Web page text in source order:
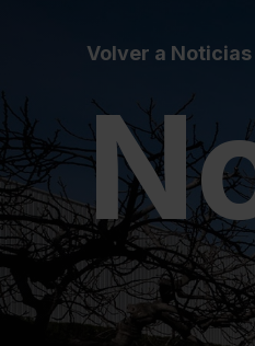
Volver a Noticias